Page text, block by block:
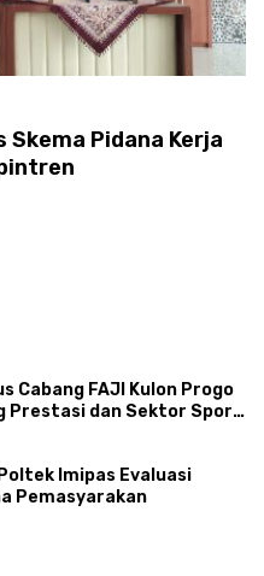
Skema Pidana Kerja
Cabang FAJI Kulon Progo
Prestasi dan Sektor Sport
Imipas Evaluasi
Pemasyarakan